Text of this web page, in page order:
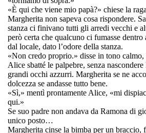
«È qui che viene mio papà?» chiese la
Margherita non sapeva cosa rispondere.
stanza ci finivano tutti gli arredi vecchi e
però certa che qualcuno ci fumasse
dal locale, dato l’odore della stanza.
«Non credo proprio.» disse in tono calmo,
Alice sbatté le palpebre, senza
grandi occhi azzurri. Margherita se ne
dolcezza se andasse tutto bene.
«Sì,» mentì prontamente Alice, «mi
qui.»
Se suo padre non andava da Ramona di
unico posto…
Margherita cinse la bimba per un braccio,